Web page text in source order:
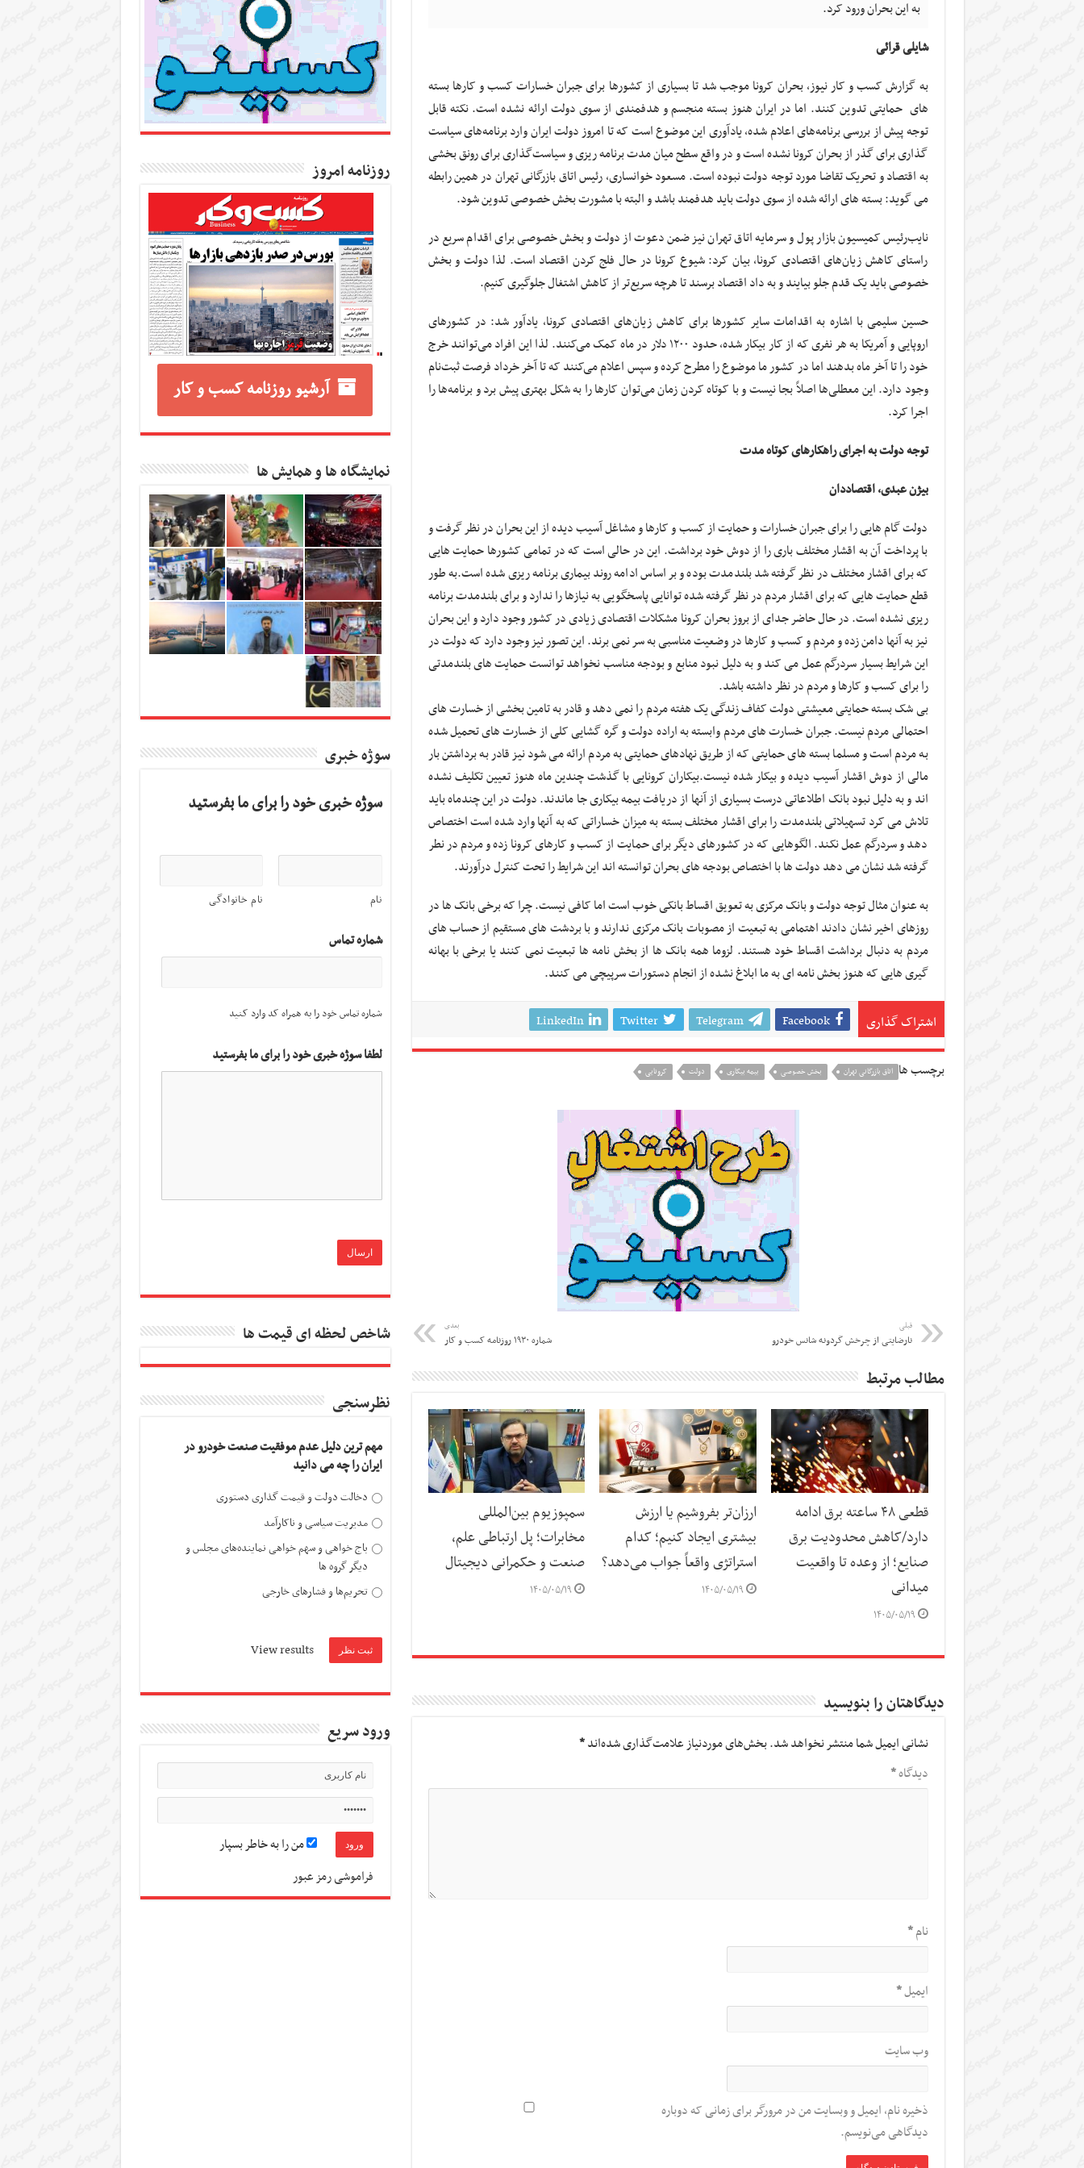
به این بحران ورود کرد.
شایلی قرائی
به گزارش کسب و کار نیوز، بحران کرونا موجب شد تا بسیاری از کشورها برای جبران خسارات کسب و کارها بسته
های حمایتی تدوین کنند. اما در ایران هنوز بسته منجسم و هدفمندی از سوی دولت ارائه نشده است. نکته قابل
توجه پیش از بررسی برنامه‌های اعلام شده، یادآوری این موضوع است که تا امروز دولت ایران وارد برنامه‌های سیاست
گذاری برای گذر از بحران کرونا نشده است و در واقع سطح میان مدت برنامه ریزی و سیاست‌گذاری برای رونق بخشی
به اقتصاد و تحریک تقاضا مورد توجه دولت نبوده است. مسعود خوانساری، رئیس اتاق بازرگانی تهران در همین رابطه
می گوید: بسته های ارائه شده از سوی دولت باید هدفمند باشد و البته با مشورت بخش خصوصی تدوین شود.
نایب‌رئیس کمیسیون بازار پول و سرمایه اتاق تهران نیز ضمن دعوت از دولت و بخش خصوصی برای اقدام سریع در
راستای کاهش زیان‌های اقتصادی کرونا، بیان کرد: شیوع کرونا در حال فلج کردن اقتصاد است. لذا دولت و بخش
خصوصی باید یک قدم جلو بیایند و به داد اقتصاد برسند تا هرچه سریع‌تر از کاهش اشتغال جلوگیری کنیم.
حسین سلیمی با اشاره به اقدامات سایر کشورها برای کاهش زیان‌های اقتصادی کرونا، یادآور شد: در کشورهای
اروپایی و آمریکا به هر نفری که از کار بیکار شده، حدود ۱۲۰۰ دلار در ماه کمک می‌کنند. لذا این افراد می‌توانند خرج
خود را تا آخر ماه بدهند اما در کشور ما موضوع را مطرح کرده و سپس اعلام می‌کنند که تا آخر خرداد فرصت ثبت‌نام
وجود دارد. این معطلی‌ها اصلاً بجا نیست و با کوتاه کردن زمان می‌توان کارها را به شکل بهتری پیش برد و برنامه‌ها را
اجرا کرد.
توجه دولت به اجرای راهکارهای کوتاه مدت
بیژن عبدی، اقتصاددان
دولت گام هایی را برای جبران خسارات و حمایت از کسب و کارها و مشاغل آسیب دیده از این بحران در نظر گرفت و
با پرداخت آن به اقشار مختلف باری را از دوش خود برداشت. این در حالی است که در تمامی کشورها حمایت هایی
که برای اقشار مختلف در نظر گرفته شد بلندمدت بوده و بر اساس ادامه روند بیماری برنامه ریزی شده است.به طور
قطع حمایت هایی که برای اقشار مردم در نظر گرفته شده توانایی پاسخگویی به نیازها را ندارد و برای بلندمدت برنامه
ریزی نشده است. در حال حاضر جدای از بروز بحران کرونا مشکلات اقتصادی زیادی در کشور وجود دارد و این بحران
نیز به آنها دامن زده و مردم و کسب و کارها در وضعیت مناسبی به سر نمی برند. این تصور نیز وجود دارد که دولت در
این شرایط بسیار سردرگم عمل می کند و به دلیل نبود منابع و بودجه مناسب نخواهد توانست حمایت های بلندمدتی
را برای کسب و کارها و مردم در نظر داشته باشد.
بی شک بسته حمایتی معیشتی دولت کفاف زندگی یک هفته مردم را نمی دهد و قادر به تامین بخشی از خسارت های
احتمالی مردم نیست. جبران خسارت های مردم وابسته به اراده دولت و گره گشایی کلی از خسارت های تحمیل شده
به مردم است و مسلما بسته های حمایتی که از طریق نهادهای حمایتی به مردم ارائه می شود نیز قادر به برداشتن بار
مالی از دوش اقشار آسیب دیده و بیکار شده نیست.بیکاران کرونایی با گذشت چندین ماه هنوز تعیین تکلیف نشده
اند و به دلیل نبود بانک اطلاعاتی درست بسیاری از آنها از دریافت بیمه بیکاری جا ماندند. دولت در این چندماه باید
تلاش می کرد تسهیلاتی بلندمدت را برای اقشار مختلف بسته به میزان خساراتی که به آنها وارد شده است اختصاص
دهد و سردرگم عمل نکند. الگوهایی که در کشورهای دیگر برای حمایت از کسب و کارهای کرونا زده و مردم در نطر
گرفته شد نشان می دهد دولت ها با اختصاص بودجه های بحران توانسته اند این شرایط را تحت کنترل درآورند.
به عنوان مثال توجه دولت و بانک مرکزی به تعویق اقساط بانکی خوب است اما کافی نیست. چرا که برخی بانک ها در
روزهای اخیر نشان دادند اهتمامی به تبعیت از مصوبات بانک مرکزی ندارند و با بردشت های مستقیم از حساب های
مردم به دنبال برداشت اقساط خود هستند. لزوما همه بانک ها از بخش نامه ها تبعیت نمی کنند یا برخی با بهانه
گیری هایی که هنوز بخش نامه ای به ما ابلاغ نشده از انجام دستورات سرپیچی می کنند.
اشتراک گذاری Facebook
Telegram
Twitter
LinkedIn
برچسب ها اتاق بازرگانی تهران بخش خصوصی بیمه بیکاری دولت کرونایی
قبلی
نارضایتی از چرخش گردونه شانس خودرو
بعدی
شماره ۱۹۳۰ روزنامه کسب و کار
مطالب مرتبط
قطعی ۴۸ ساعته برق ادامه
دارد/کاهش محدودیت برق
صنایع؛ از وعده تا واقعیت
میدانی
۱۴۰۵/۰۵/۱۹
ارزان‌تر بفروشیم یا ارزش
بیشتری ایجاد کنیم؛ کدام
استراتژی واقعاً جواب می‌دهد؟
۱۴۰۵/۰۵/۱۹
سمپوزیوم بین‌المللی
مخابرات؛ پل ارتباطی علم،
صنعت و حکمرانی دیجیتال
۱۴۰۵/۰۵/۱۹
دیدگاهتان را بنویسید
نشانی ایمیل شما منتشر نخواهد شد.بخش‌های موردنیاز علامت‌گذاری شده‌اند*
دیدگاه*
نام*
ایمیل*
وب‌ سایت
ذخیره نام، ایمیل و وبسایت من در مرورگر برای زمانی که دوباره
دیدگاهی می‌نویسم.
روزنامه امروز
آرشیو روزنامه کسب و کار
نمایشگاه ها و همایش ها
سوژه خبری
سوژه خبری خود را برای ما بفرستید
نام نام خانوادگی
شماره تماس
شماره تماس خود را به همراه کد وارد کنید
لطفا سوژه خبری خود را برای ما بفرستید
شاخص لحظه ای قیمت ها
نظرسنجی
مهم ترین دلیل عدم موفقیت صنعت خودرو در
ایران را چه می دانید
دخالت دولت و قیمت گذاری دستوری
مدیریت سیاسی و ناکارآمد
باج خواهی و سهم خواهی نماینده‌های مجلس و
دیگر گروه ها
تحریم‌ها و فشارهای خارجی
View results
ورود سریع
من را به خاطر بسپار
فراموشی رمز عبور